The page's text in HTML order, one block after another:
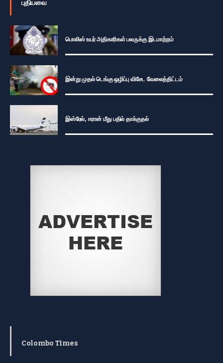
புதியவை
பொலிஸ் உயர் அதிகாரிகள் பலருக்கு இடமாற்றம்
இன்று முதல் டெங்கு ஒழிப்பு விசேட வேலைத்திட்டம்
இஸ்ரேல், ஈரான் மீது பதில் தாக்குதல்
Colombo Times